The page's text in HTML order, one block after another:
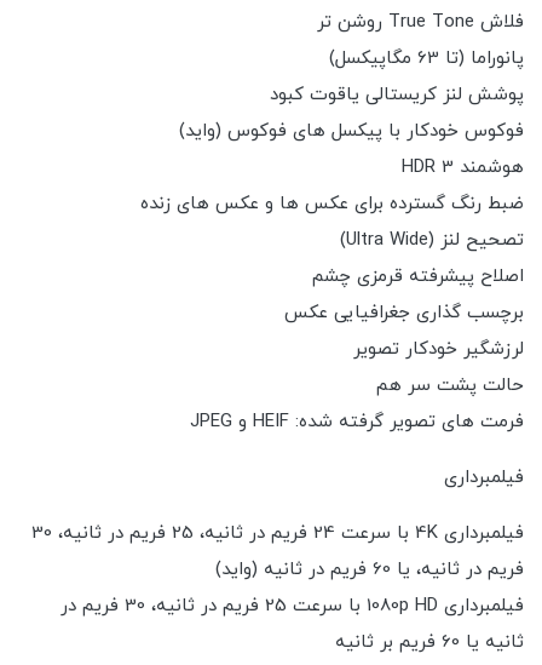
فلاش True Tone روشن تر
پانوراما (تا 63 مگاپیکسل)
پوشش لنز کریستالی یاقوت کبود
فوکوس خودکار با پیکسل های فوکوس (واید)
هوشمند HDR 3
ضبط رنگ گسترده برای عکس ها و عکس های زنده
تصحیح لنز (Ultra Wide)
اصلاح پیشرفته قرمزی چشم
برچسب گذاری جغرافیایی عکس
لرزشگیر خودکار تصویر
حالت پشت سر هم
فرمت های تصویر گرفته شده: HEIF و JPEG
فیلمبرداری
فیلمبرداری 4K با سرعت 24 فریم در ثانیه، 25 فریم در ثانیه، 30
فریم در ثانیه، یا 60 فریم در ثانیه (واید)
فیلمبرداری 1080p HD با سرعت 25 فریم در ثانیه، 30 فریم در
ثانیه یا 60 فریم بر ثانیه